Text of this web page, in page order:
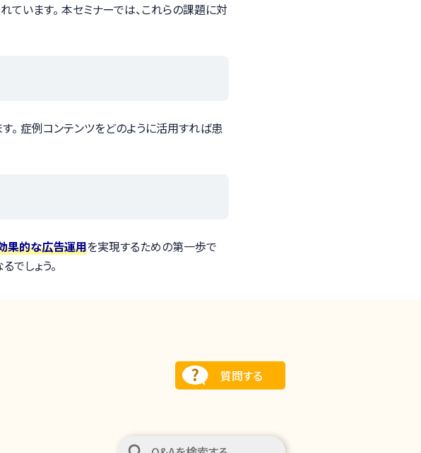
ています。 本セミナーでは、これらの課題に対
症例コンテンツをどのように活用すれば患
果的な広告運用を実現するための第一歩で
でしょう。